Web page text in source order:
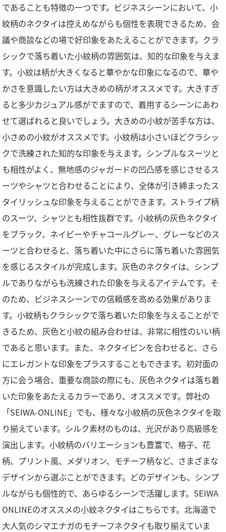
であることも特徴の一つです。ビジネスシーンにおいて、小
紋柄のネクタイは控えめながらも個性を表現できるため、会
議や商談などの場で好印象をあたえることができます。クラ
シックで落ち着いた小紋柄の雰囲気は、知的な印象を与えま
す。小紋は柄が大きくなると華やかな印象になるので、華や
かさを意識したい方は大きめの柄がオススメです。大きすぎ
ると多少カジュアル感がでますので、着用するシーンにあわ
せて選ばれると良いでしょう。大きめの小紋が苦手な方は、
小さめの小紋がオススメです。小紋柄は小さいほどクラシッ
クで洗練された知的な印象を与えます。シンプルなスーツと
も相性がよく、無地感のジャガードの凹凸感を感じさせるス
ーツやシャツと合わせることにより、全体が引き締まったス
タイリッシュな印象を与えることができます。ストライプ柄
のスーツ、シャツとも相性抜群です。小紋柄の灰色ネクタイ
をブラック、ネイビーやチャコールグレー、グレーなどのス
ーツと合わせると、落ち着いた中にさらに落ち着いた雰囲気
を感じるスタイルが完成します。灰色のネクタイは、シンプ
ルでありながらも洗練された印象を与えるアイテムです。そ
のため、ビジネスシーンでの信頼感を高める効果がありま
す。小紋柄もクラシックで落ち着いた印象を与えることがで
きるため、灰色と小紋の組み合わせは、非常に相性のいい柄
であると思います。また、ネクタイピンを合わせると、さら
にエレガントな印象をプラスすることもできます。初対面の
方に会う場合、重要な商談の際にも、灰色ネクタイは落ち着
いた印象をあたえるカラーであり、オススメです。弊社の
「SEIWA-ONLINE」でも、様々な小紋柄の灰色ネクタイを取
り揃えています。シルク素材のものは、光沢があり高級感を
演出します。小紋柄のバリエーションも豊富で、格子、花
柄、プリント風、メダリオン、モチーフ柄など、さまざまな
デザインから選ぶことができます。どのデザインも、シンプ
ルながらも個性的で、あらゆるシーンで活躍します。SEIWA
ONLINEのオススメの小紋ネクタイはこちらです。北海道で
大人気のシマエナガのモチーフネクタイも取り揃えていま